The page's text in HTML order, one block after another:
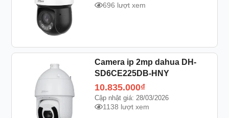
696 lượt xem
Camera ip 2mp dahua DH-
SD6CE225DB-HNY
10.835.000₫
Cập nhật giá: 28/03/2026
1138 lượt xem